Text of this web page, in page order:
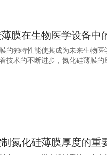
膜在生物医学设备中
的独特性能使其成为未来生物医
技术的不断进步，氮化硅薄膜的
。随着研发的深入，我们有理由
健康和生活质量方面发挥越来越
氮化硅薄膜厚度的重